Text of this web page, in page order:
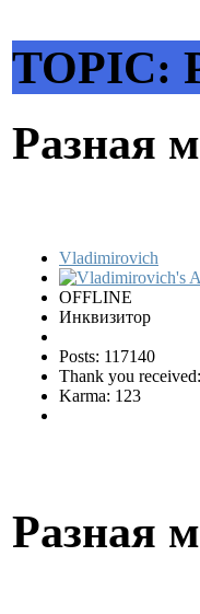
TOPIC:
Разная
Vladimirovich
OFFLINE
Инквизитор
Posts: 117140
Thank you
Karma: 123
Разная